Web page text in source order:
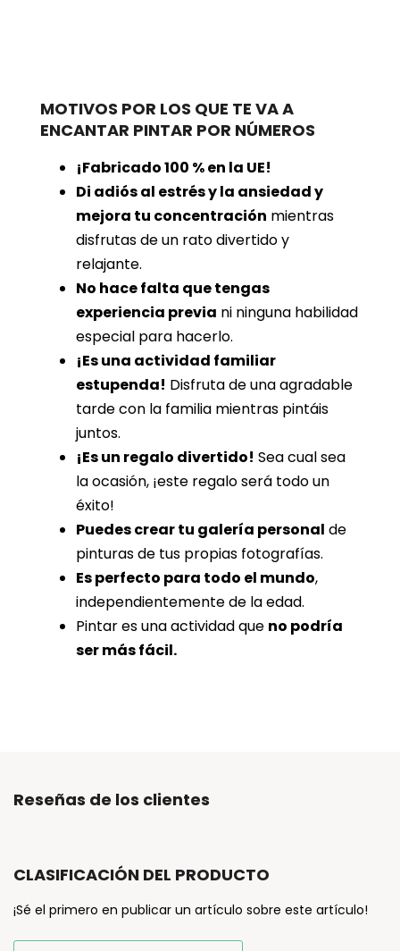
MOTIVOS POR LOS QUE TE VA A
ENCANTAR PINTAR POR NÚMEROS
¡Fabricado 100 % en la UE!
Di adiós al estrés y la ansiedad y
mejora tu concentración mientras
disfrutas de un rato divertido y
relajante.
No hace falta que tengas
experiencia previa ni ninguna habilidad
especial para hacerlo.
¡Es una actividad familiar
estupenda! Disfruta de una agradable
tarde con la familia mientras pintáis
juntos.
¡Es un regalo divertido! Sea cual sea
la ocasión, ¡este regalo será todo un
éxito!
Puedes crear tu galería personal de
pinturas de tus propias fotografías.
Es perfecto para todo el mundo,
independientemente de la edad.
Pintar es una actividad que no podría
ser más fácil.
Reseñas de los clientes
CLASIFICACIÓN DEL PRODUCTO
¡Sé el primero en publicar un artículo sobre este artículo!